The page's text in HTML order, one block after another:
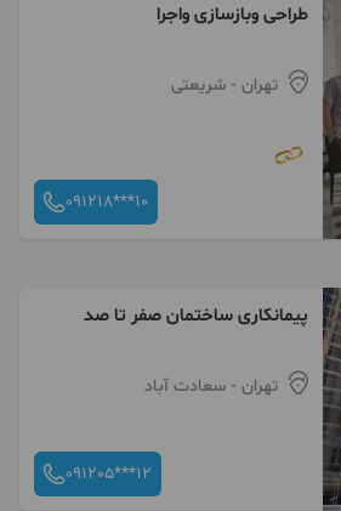
طراحی وبازسازی واجرا
تهران - شریعتی
091218***10
پیمانکاری ساختمان صفر تا صد
تهران - سعادت آباد
091205***12